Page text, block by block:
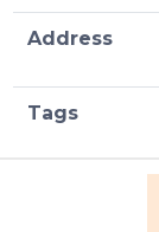
Address
Tags